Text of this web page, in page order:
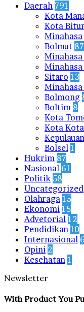
Daerah 791
Kota
Kota
Minahasa
Bolmut 87
Sitaro 13
Bolmong
Boltim 8
Kota
Kota
Bolsel 1
Hukrim 87
Nasional 61
Politik 58
Uncategorized
Olahraga 15
Ekonomi 15
Advetorial 12
Pendidikan 10
Internasional 6
Opini 2
Kesehatan 1
Newsletter
With Product You